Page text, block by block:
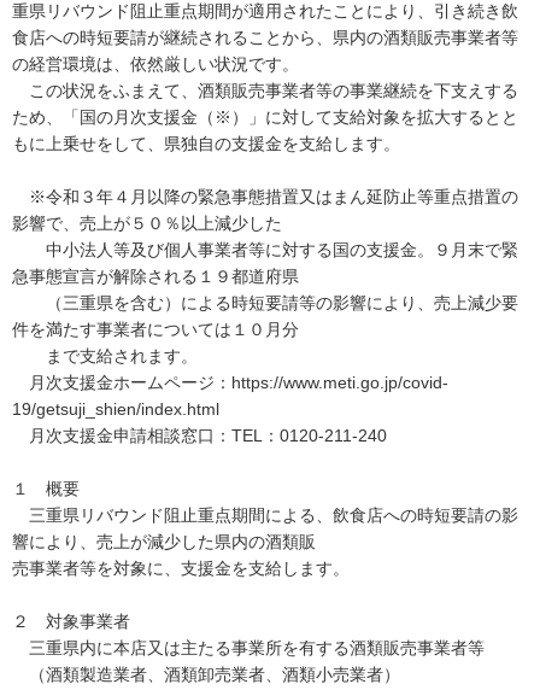
重県リバウンド阻止重点期間が適用されたことにより、引き続き飲
食店への時短要請が継続されることから、県内の酒類販売事業者等
の経営環境は、依然厳しい状況です。
この状況をふまえて、酒類販売事業者等の事業継続を下支えする
ため、「国の月次支援金（※）」に対して支給対象を拡大するとと
もに上乗せをして、県独自の支援金を支給します。
※令和３年４月以降の緊急事態措置又はまん延防止等重点措置の
影響で、売上が５０％以上減少した
中小法人等及び個人事業者等に対する国の支援金。９月末で緊
急事態宣言が解除される１９都道府県
（三重県を含む）による時短要請等の影響により、売上減少要
件を満たす事業者については１０月分
まで支給されます。
月次支援金ホームページ：https://www.meti.go.jp/covid-
19/getsuji_shien/index.html
月次支援金申請相談窓口：TEL：0120-211-240
１ 概要
三重県リバウンド阻止重点期間による、飲食店への時短要請の影
響により、売上が減少した県内の酒類販
売事業者等を対象に、支援金を支給します。
２ 対象事業者
三重県内に本店又は主たる事業所を有する酒類販売事業者等
（酒類製造業者、酒類卸売業者、酒類小売業者）